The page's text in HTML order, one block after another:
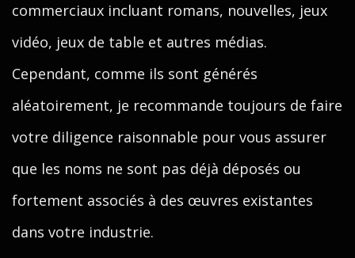
commerciaux incluant romans, nouvelles, jeux
vidéo, jeux de table et autres médias.
Cependant, comme ils sont générés
aléatoirement, je recommande toujours de faire
votre diligence raisonnable pour vous assurer
que les noms ne sont pas déjà déposés ou
fortement associés à des œuvres existantes
dans votre industrie.